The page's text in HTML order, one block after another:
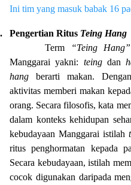
Ini tim yang masuk babak 16
Pengertian Ritus Teing Hang
Term
“Teing Hang”
Manggarai yakni: teing dan
hang berarti makan.
aktivitas memberi makan
orang. Secara filosofis, kata
dalam konteks kehidupan
kebudayaan Manggarai istilah
ritus penghormatan kepada
Secara kebudayaan, istilah
cocok digunakan daripada